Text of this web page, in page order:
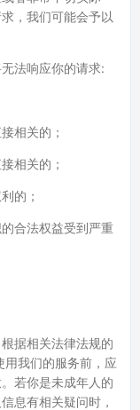
，我们可能会予以
法响应你的请求:
相关的；
相关的；
的；
合法权益受到严重
据相关法律法规的
我们的服务前，应
若你是未成年人的
息有相关疑问时，